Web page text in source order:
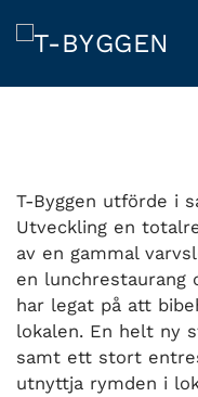
to
T-Byggen utförde i
Utveckling en
av en gammal
en lunchrestaurang
har legat på att
lokalen. En helt ny
samt ett stort
utnyttja rymden i